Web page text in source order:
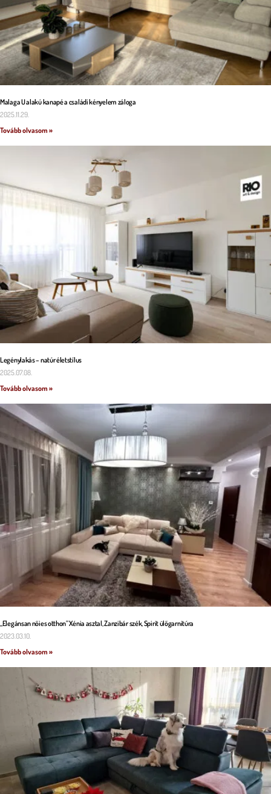
Malaga U alakú kanapé a családi kényelem záloga
2025.11.29.
Tovább olvasom »
Legénylakás – natúr életstílus
2025.07.08.
Tovább olvasom »
„Elegánsan nőies otthon” Xénia asztal, Zanzibár szék, Spirit ülőgarnitúra
2023.03.10.
Tovább olvasom »